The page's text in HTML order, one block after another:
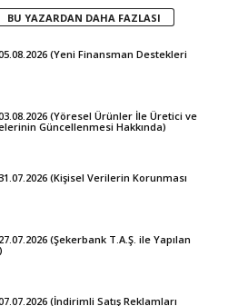
BU YAZARDAN DAHA FAZLASI
(Yeni Finansman Destekleri
(Yöresel Ürünler İle Üretici ve
Güncellenmesi Hakkında)
(Kişisel Verilerin Korunması
(Şekerbank T.A.Ş. ile Yapılan
(İndirimli Satış Reklamları